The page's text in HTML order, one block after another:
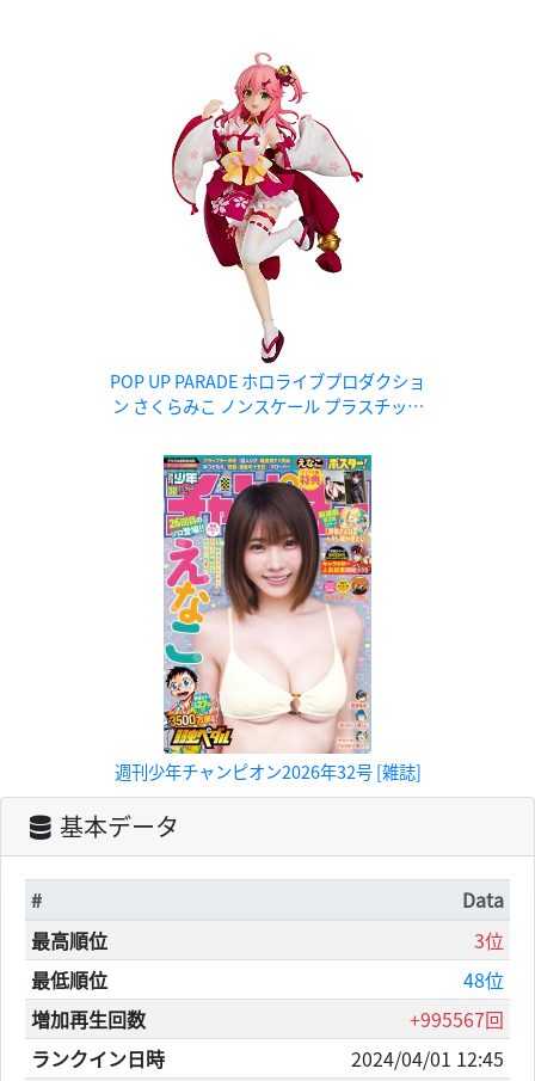
POP UP PARADE ホロライブプロダクショ
ン さくらみこ ノンスケール プラスチック
週刊少年チャンピオン2026年32号 [雑誌]
基本データ
#
Data
最高順位
3位
最低順位
48位
増加再生回数
+995567回
ランクイン日時
2024/04/01 12:45